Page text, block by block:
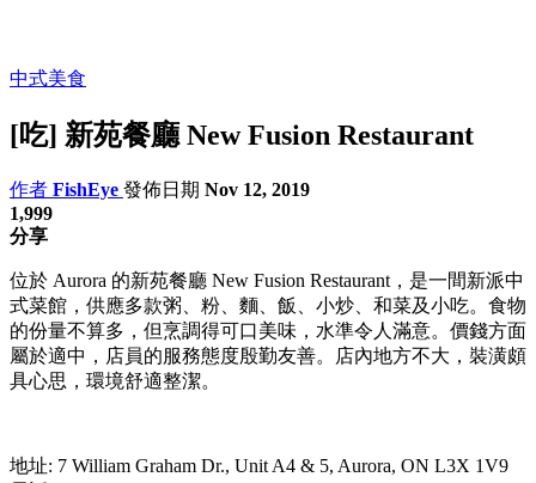
中式美食
[吃] 新苑餐廳 New Fusion Restaurant
作者 FishEye 發佈日期 Nov 12, 2019
1,999
分享
位於 Aurora 的新苑餐廳 New Fusion Restaurant，是一間新派中
式菜館，供應多款粥、粉、麵、飯、小炒、和菜及小吃。食物
的份量不算多，但烹調得可口美味，水準令人滿意。價錢方面
屬於適中，店員的服務態度殷勤友善。店內地方不大，裝潢頗
具心思，環境舒適整潔。
地址: 7 William Graham Dr., Unit A4 & 5, Aurora, ON L3X 1V9